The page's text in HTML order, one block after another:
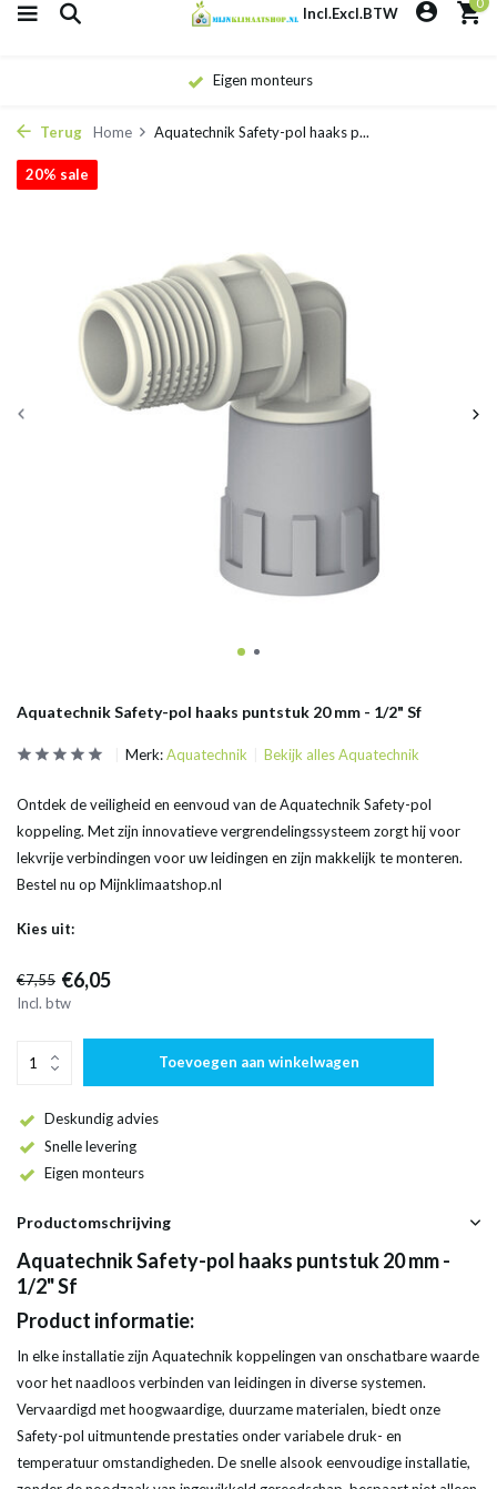
Incl.Excl.BTW
Eigen monteurs
Terug Home Aquatechnik Safety-pol haaks p...
Aquatechnik Safety-pol haaks puntstuk 20 mm - 1/2" Sf
20% sale
Merk:Aquatechnik Bekijk alles Aquatechnik
Ontdek de veiligheid en eenvoud van de Aquatechnik Safety-pol
koppeling. Met zijn innovatieve vergrendelingssysteem zorgt hij voor
lekvrije verbindingen voor uw leidingen en zijn makkelijk te monteren.
Bestel nu op Mijnklimaatshop.nl
Kies uit:
€7,55 €6,05
Incl. btw
Toevoegen aan winkelwagen
Deskundig advies
Snelle levering
Eigen monteurs
Productomschrijving
Aquatechnik Safety-pol haaks puntstuk 20 mm -
1/2" Sf
Product informatie:
In elke installatie zijn Aquatechnik koppelingen van onschatbare waarde
voor het naadloos verbinden van leidingen in diverse systemen.
Vervaardigd met hoogwaardige, duurzame materialen, biedt onze
Safety-pol uitmuntende prestaties onder variabele druk- en
temperatuur omstandigheden. De snelle alsook eenvoudige installatie,